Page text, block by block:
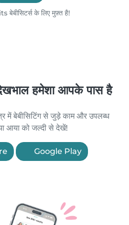
बेबीसिटर्स के लिए मुफ़्त है!
हमेशा आपके पास है
में बेबीसिटिंग से जुड़े काम और उपलब्ध
आया को जल्दी से देखें!
Google Play